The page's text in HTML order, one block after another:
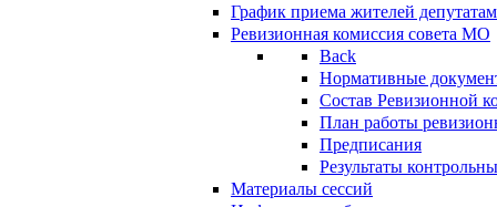
График приема жителей
Ревизионная комиссия совета МО
Back
Нормативные
Состав Ревизионной
План работы
Предписания
Результаты
Материалы сессий